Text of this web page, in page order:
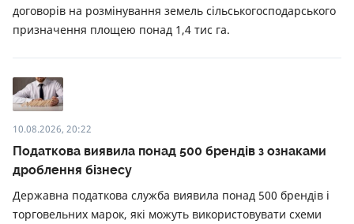
договорів на розмінування земель сільськогосподарського
призначення площею понад 1,4 тис га.
10.08.2026, 20:22
Податкова виявила понад 500 брендів з ознаками
дроблення бізнесу
Державна податкова служба виявила понад 500 брендів і
торговельних марок, які можуть використовувати схеми